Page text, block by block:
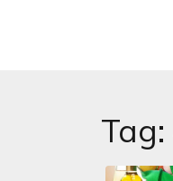
Tag: